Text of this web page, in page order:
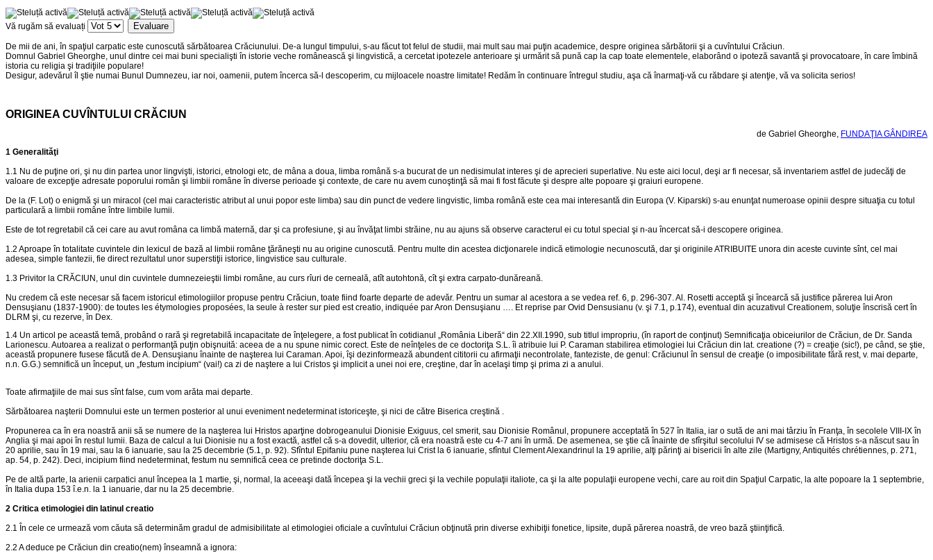
Vă rugăm să evaluați
De mii de ani, în spaţiul carpatic este cunoscută sărbătoarea Crăciunului. De-a lungul timpului, s-au făcut tot felul de studii, mai mult sau mai puţin academice, despre originea sărbătorii şi a cuvîntului Crăciun.
Domnul Gabriel Gheorghe, unul dintre cei mai buni specialişti în istorie veche românească şi lingvistică, a cercetat ipotezele anterioare şi urmărit să pună cap la cap toate elementele, elaborând o ipoteză savantă şi provocatoare, în care îmbină
istoria cu religia şi tradiţiile populare!
Desigur, adevărul îl ştie numai Bunul Dumnezeu, iar noi, oamenii, putem încerca să-l descoperim, cu mijloacele noastre limitate! Redăm în continuare întregul studiu, aşa că înarmaţi-vă cu răbdare şi atenţie, vă va solicita serios!
ORIGINEA CUVÎNTULUI CRĂCIUN
de Gabriel Gheorghe, FUNDAŢIA GÂNDIREA
1 Generalităţi
1.1 Nu de puţine ori, şi nu din partea unor lingvişti, istorici, etnologi etc, de mâna a doua, limba română s-a bucurat de un nedisimulat interes şi de aprecieri superlative. Nu este aici locul, deşi ar fi necesar, să inventariem astfel de judecăţi de
valoare de excepţie adresate poporului român şi limbii române în diverse perioade şi contexte, de care nu avem cunoştinţă să mai fi fost făcute şi despre alte popoare şi graiuri europene.
De la (F. Lot) o enigmă şi un miracol (cel mai caracteristic atribut al unui popor este limba) sau din punct de vedere lingvistic, limba română este cea mai interesantă din Europa (V. Kiparski) s-au enunţat numeroase opinii despre situaţia cu totul
particulară a limbii române între limbile lumii.
Este de tot regretabil că cei care au avut româna ca limbă maternă, dar şi ca profesiune, şi au învăţat limbi străine, nu au ajuns să observe caracterul ei cu totul special şi n-au încercat să-i descopere originea.
1.2 Aproape în totalitate cuvintele din lexicul de bază al limbii române ţărăneşti nu au origine cunoscută. Pentru multe din acestea dicţionarele indică etimologie necunoscută, dar şi originile ATRIBUITE unora din aceste cuvinte sînt, cel mai
adesea, simple fantezii, fie direct rezultatul unor superstiţii istorice, lingvistice sau culturale.
1.3 Privitor la CRĂCIUN, unul din cuvintele dumnezeieştii limbi române, au curs rîuri de cerneală, atît autohtonă, cît şi extra carpato-dunăreană.
Nu credem că este necesar să facem istoricul etimologiilor propuse pentru Crăciun, toate fiind foarte departe de adevăr. Pentru un sumar al acestora a se vedea ref. 6, p. 296-307. Al. Rosetti acceptă şi încearcă să justifice părerea lui Aron
Densuşianu (1837-1900): de toutes les étymologies proposées, la seule à rester sur pied est creatio, indiquée par Aron Densuşianu …. Et reprise par Ovid Densusianu (v. şi 7.1, p.174), eventual din acuzativul Creationem, soluţie înscrisă cert în
DLRM şi, cu rezerve, în Dex.
1.4 Un articol pe această temă, probând o rară şi regretabilă incapacitate de înţelegere, a fost publicat în cotidianul „România Liberă“ din 22.XII.1990, sub titlul impropriu, (în raport de conţinut) Semnificaţia obiceiurilor de Crăciun, de Dr. Sanda
Larionescu. Autoarea a realizat o performanţă puţin obişnuită: aceea de a nu spune nimic corect. Este de neînţeles de ce doctoriţa S.L. îi atribuie lui P. Caraman stabilirea etimologiei lui Crăciun din lat. creatione (?) = creaţie (sic!), pe când, se ştie,
această propunere fusese făcută de A. Densuşianu înainte de naşterea lui Caraman. Apoi, îşi dezinformează abundent cititorii cu afirmaţii necontrolate, fanteziste, de genul: Crăciunul în sensul de creaţie (o imposibilitate fără rest, v. mai departe,
n.n. G.G.) semnifică un început, un „festum incipium“ (vai!) ca zi de naştere a lui Cristos şi implicit a unei noi ere, creştine, dar în acelaşi timp şi prima zi a anului.
Toate afirmaţiile de mai sus sînt false, cum vom arăta mai departe.
Sărbătoarea naşterii Domnului este un termen posterior al unui eveniment nedeterminat istoriceşte, şi nici de către Biserica creştină .
Propunerea ca în era noastră anii să se numere de la naşterea lui Hristos aparţine dobrogeanului Dionisie Exiguus, cel smerit, sau Dionisie Românul, propunere acceptată în 527 în Italia, iar o sută de ani mai târziu în Franţa, în secolele VIII-IX în
Anglia şi mai apoi în restul lumii. Baza de calcul a lui Dionisie nu a fost exactă, astfel că s-a dovedit, ulterior, că era noastră este cu 4-7 ani în urmă. De asemenea, se ştie că înainte de sfîrşitul secolului IV se admisese că Hristos s-a născut sau în
20 aprilie, sau în 19 mai, sau la 6 ianuarie, sau la 25 decembrie (5.1, p. 92). Sfîntul Epifaniu pune naşterea lui Crist la 6 ianuarie, sfîntul Clement Alexandrinul la 19 aprilie, alţi părinţi ai bisericii în alte zile (Martigny, Antiquités chrétiennes, p. 271,
ap. 54, p. 242). Deci, incipium fiind nedeterminat, festum nu semnifică ceea ce pretinde doctoriţa S.L.
Pe de altă parte, la arienii carpatici anul începea la 1 martie, şi, normal, la aceeaşi dată începea şi la vechii greci şi la vechile populaţii italiote, ca şi la alte populaţii europene vechi, care au roit din Spaţiul Carpatic, la alte popoare la 1 septembrie,
în Italia dupa 153 î.e.n. la 1 ianuarie, dar nu la 25 decembrie.
2 Critica etimologiei din latinul creatio
2.1 În cele ce urmează vom căuta să determinăm gradul de admisibilitate al etimologiei oficiale a cuvîntului Crăciun obţinută prin diverse exhibiţii fonetice, lipsite, după părerea noastră, de vreo bază ştiinţifică.
2.2 A deduce pe Crăciun din creatio(nem) înseamnă a ignora: